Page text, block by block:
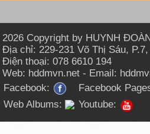
2026 Copyright by HUYNH
Địa chỉ: 229-231 Võ Thị Sáu,
Điện thoại: 078 6610 194
Web: hddmvn.net - Email:
Facebook:
Facebook
Web Albums:
Youtube: